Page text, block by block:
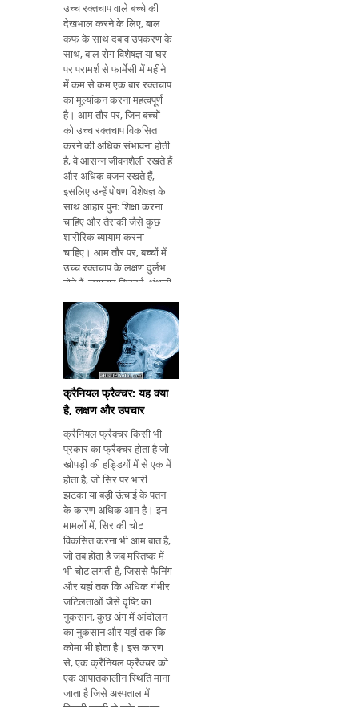
उच्च रक्तचाप वाले बच्चे की
देखभाल करने के लिए, बाल
कफ के साथ दबाव उपकरण के
साथ, बाल रोग विशेषज्ञ या घर
पर परामर्श से फार्मेसी में महीने
में कम से कम एक बार रक्तचाप
का मूल्यांकन करना महत्वपूर्ण
है। आम तौर पर, जिन बच्चों
को उच्च रक्तचाप विकसित
करने की अधिक संभावना होती
है, वे आसन्न जीवनशैली रखते हैं
और अधिक वजन रखते हैं,
इसलिए उन्हें पोषण विशेषज्ञ के
साथ आहार पुन: शिक्षा करना
चाहिए और तैराकी जैसे कुछ
शारीरिक व्यायाम करना
चाहिए। आम तौर पर, बच्चों में
उच्च रक्तचाप के लक्षण दुर्लभ
होते हैं, लगातार सिरदर्द, धुंधली
अधिक उन्नत मामलों में होता
है। इसलिए, माता-पिता को
प्रत्येक आ
क्रैनियल फ्रैक्चर: यह क्या
है, लक्षण और उपचार
क्रैनियल फ्रैक्चर किसी भी
प्रकार का फ्रैक्चर होता है जो
खोपड़ी की हड्डियों में से एक में
होता है, जो सिर पर भारी
झटका या बड़ी ऊंचाई के पतन
के कारण अधिक आम है। इन
मामलों में, सिर की चोट
विकसित करना भी आम बात है,
जो तब होता है जब मस्तिष्क में
भी चोट लगती है, जिससे फैनिंग
और यहां तक ​​कि अधिक गंभीर
जटिलताओं जैसे दृष्टि का
नुकसान, कुछ अंग में आंदोलन
का नुकसान और यहां तक ​​कि
कोमा भी होता है। इस कारण
से, एक क्रैनियल फ्रैक्चर को
एक आपातकालीन स्थिति माना
जाता है जिसे अस्पताल में
जितनी जल्दी हो सके इलाज